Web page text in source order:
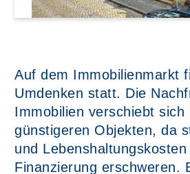
Auf dem Immobilienmarkt
Umdenken statt. Die
Immobilien verschiebt sich
günstigeren Objekten, da
und Lebenshaltungskosten
Finanzierung erschweren.